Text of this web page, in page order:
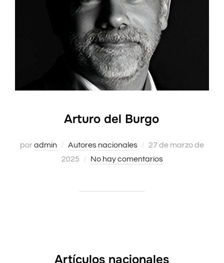
Arturo del Burgo
poradmin Autores nacionales
Publicado
el
27 de marzo de
2025
No hay comentarios
Artículos nacionales